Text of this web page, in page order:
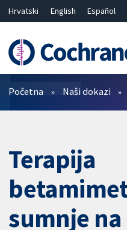
Hrvatski English Español
繁體中文
简体中文
Prečistači
Početna Naši dokazi
Terapija
sumnje